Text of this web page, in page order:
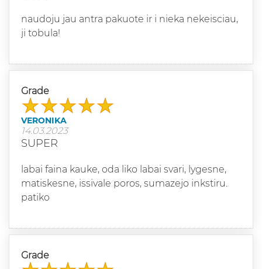
naudoju jau antra pakuote ir i nieka nekeisciau,
ji tobula!
Grade
VERONIKA
14.03.2023
SUPER
labai faina kauke, oda liko labai svari, lygesne,
matiskesne, issivale poros, sumazejo inkstiru.
patiko
Grade